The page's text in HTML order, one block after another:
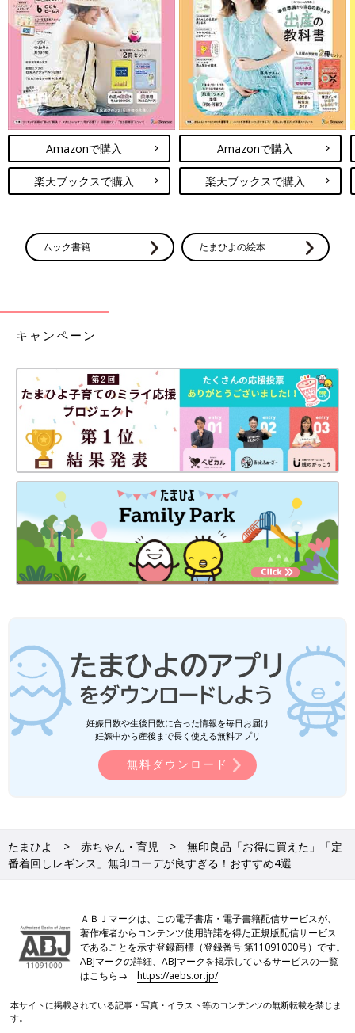
Amazonで購入
楽天ブックスで購入
Amazonで購入
楽天ブックスで購入
ムック書籍 たまひよの絵本
キャンペーン
妊娠日数や生後日数に合った情報を毎日お届け
妊娠中から産後まで長く使える無料アプリ
無料ダウンロード
たまひよ 赤ちゃん・育児
無印良品「お得に買えた」「定
番着回しレギンス」無印コーデが良すぎる！おすすめ4選
ＡＢＪマークは、この電子書店・電子書籍配信サービスが、
著作権者からコンテンツ使用許諾を得た正規版配信サービス
であることを示す登録商標（登録番号 第11091000号）です。
ABJマークの詳細、ABJマークを掲示しているサービスの一覧
はこちら→https://aebs.or.jp/
本サイトに掲載されている記事・写真・イラスト等のコンテンツの無断転載を禁じま
す。